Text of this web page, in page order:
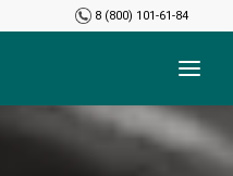
8 (800) 101-61-84